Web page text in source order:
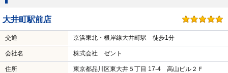
大井町駅前店
交通 京浜東北・根岸線大井町駅 徒歩1分
会社名 株式会社 ゼント
住所 東京都品川区東大井５丁目 17-4 高山ビル２Ｆ